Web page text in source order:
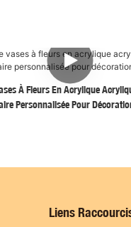
À Fleurs En Acrylique
Personnalisée Pour
Liens